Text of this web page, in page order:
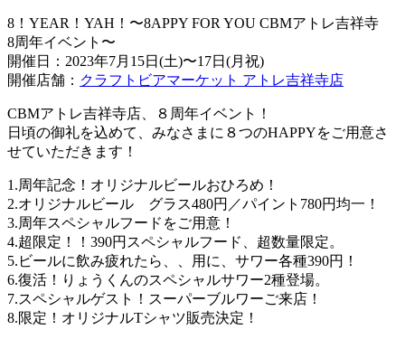
8！YEAR！YAH！〜8APPY FOR YOU CBMアトレ吉祥寺
8周年イベント〜
開催日：2023年7月15日(土)〜17日(月祝)
開催店舗： クラフトビアマーケット アトレ吉祥寺店
CBMアトレ吉祥寺店、８周年イベント！
日頃の御礼を込めて、みなさまに８つのHAPPYをご用意さ
せていただきます！
1.周年記念！オリジナルビールおひろめ！
2.オリジナルビール グラス480円／パイント780円均一！
3.周年スペシャルフードをご用意！
4.超限定！！390円スペシャルフード、超数量限定。
5.ビールに飲み疲れたら、、用に、サワー各種390円！
6.復活！りょうくんのスペシャルサワー2種登場。
7.スペシャルゲスト！スーパーブルワーご来店！
8.限定！オリジナルTシャツ販売決定！